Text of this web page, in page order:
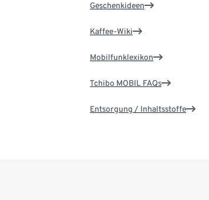
Geschenkideen
Kaffee-Wiki
Mobilfunklexikon
Tchibo MOBIL FAQs
Entsorgung / Inhaltsstoffe